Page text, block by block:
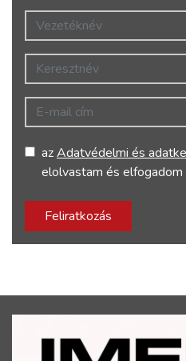
Vezetéknév
Keresztnév
E-mail cím
azAdatvédelmi és
elolvastam és elfogadom
Feliratkozás